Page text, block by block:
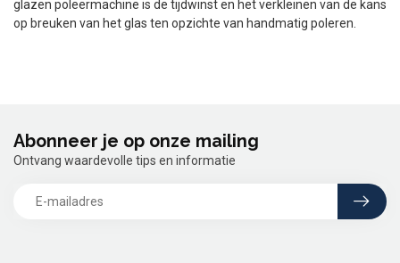
glazen poleermachine is de tijdwinst en het verkleinen van de kans
op breuken van het glas ten opzichte van handmatig poleren.
Abonneer je op onze mailing
Ontvang waardevolle tips en informatie